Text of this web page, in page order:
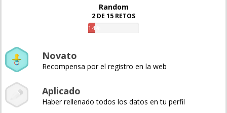
Random
2 DE 15 RETOS
14%
Novato
Recompensa por el registro en la web
Aplicado
Haber rellenado todos los datos en tu perfil